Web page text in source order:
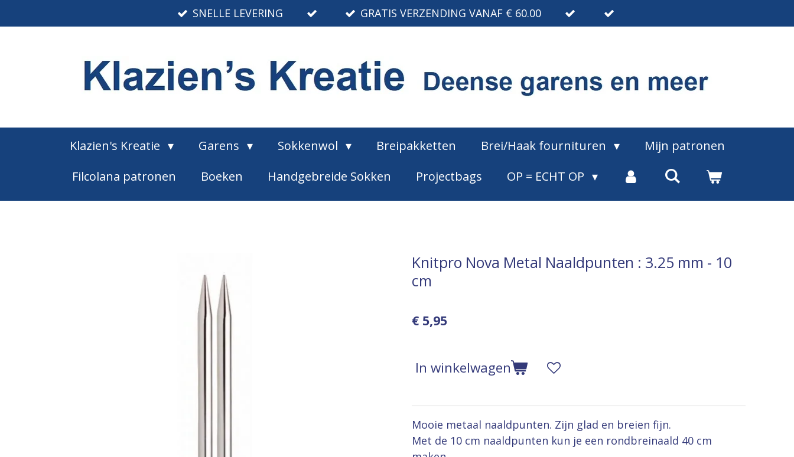
direct
SNELLE LEVERING GRATIS VERZENDING VANAF € 60.00
Klazien's Kreatie Garens Sokkenwol Breipakketten Brei/Haak fournituren
Mijn patronen
Filcolana patronen
Boeken Handgebreide Sokken Projectbags OP = ECHT OP
Knitpro Nova Metal Naaldpunten : 3.25 mm - 10
cm
€ 5,95
In winkelwagen
Mooie metaal naaldpunten. Zijn glad en breien fijn.
Met de 10 cm naaldpunten kun je een rondbreinaald 40 cm